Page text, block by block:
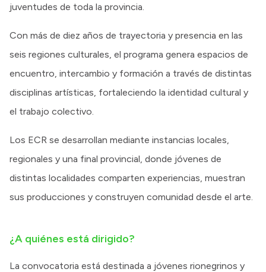
juventudes de toda la provincia.
Con más de diez años de trayectoria y presencia en las
seis regiones culturales, el programa genera espacios de
encuentro, intercambio y formación a través de distintas
disciplinas artísticas, fortaleciendo la identidad cultural y
el trabajo colectivo.
Los ECR se desarrollan mediante instancias locales,
regionales y una final provincial, donde jóvenes de
distintas localidades comparten experiencias, muestran
sus producciones y construyen comunidad desde el arte.
¿A quiénes está dirigido?
La convocatoria está destinada a jóvenes rionegrinos y